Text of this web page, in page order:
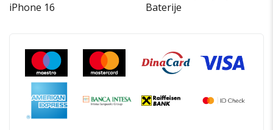
iPhone 16
Baterije